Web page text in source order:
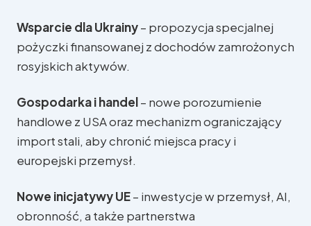
W Parlamencie Europejskim
Wsparcie dla Ukrainy– propozycja specjalnej
pożyczki finansowanej z dochodów zamrożonych
rosyjskich aktywów.
Gospodarka i handel– nowe porozumienie
handlowe z USA oraz mechanizm ograniczający
import stali, aby chronić miejsca pracy i
europejski przemysł.
Nowe inicjatywy UE– inwestycje w przemysł, AI,
obronność, a także partnerstwa